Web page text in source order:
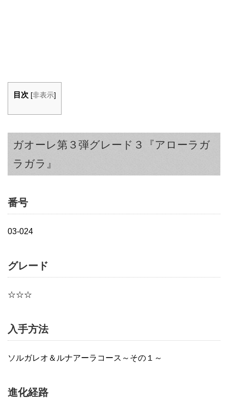
目次 [非表示]
ガオーレ第３弾グレード３『アローラガ
ラガラ』
番号
03-024
グレード
☆☆☆
入手方法
ソルガレオ＆ルナアーラコース～その１～
進化経路